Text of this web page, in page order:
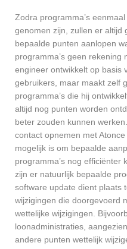
Zodra programma’s
genomen zijn, zullen er altijd
bepaalde punten aanlopen
programma’s geen rekening
engineer ontwikkelt op basis
gebruikers, maar maakt zelf
programma’s die hij
altijd nog punten worden
beter zouden kunnen
contact opnemen met
mogelijk is om bepaalde
programma’s nog efficiënter
zijn er natuurlijk bepaalde
software update dient plaats
wijzigingen die doorgevoerd
wettelijke wijzigingen.
loonadministraties,
andere punten wettelijk